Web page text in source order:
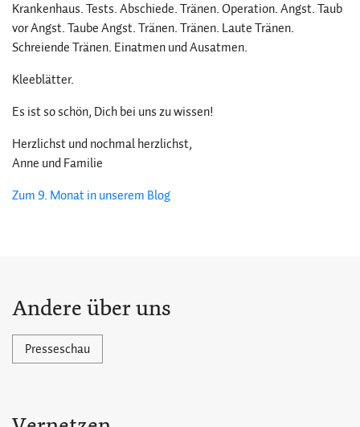
Krankenhaus. Tests. Abschiede. Tränen. Operation. Angst. Taub
vor Angst. Taube Angst. Tränen. Tränen. Laute Tränen.
Schreiende Tränen. Einatmen und Ausatmen.
Kleeblätter.
Es ist so schön, Dich bei uns zu wissen!
Herzlichst und nochmal herzlichst,
Anne und Familie
Zum 9. Monat in unserem Blog
Andere über uns
Presseschau